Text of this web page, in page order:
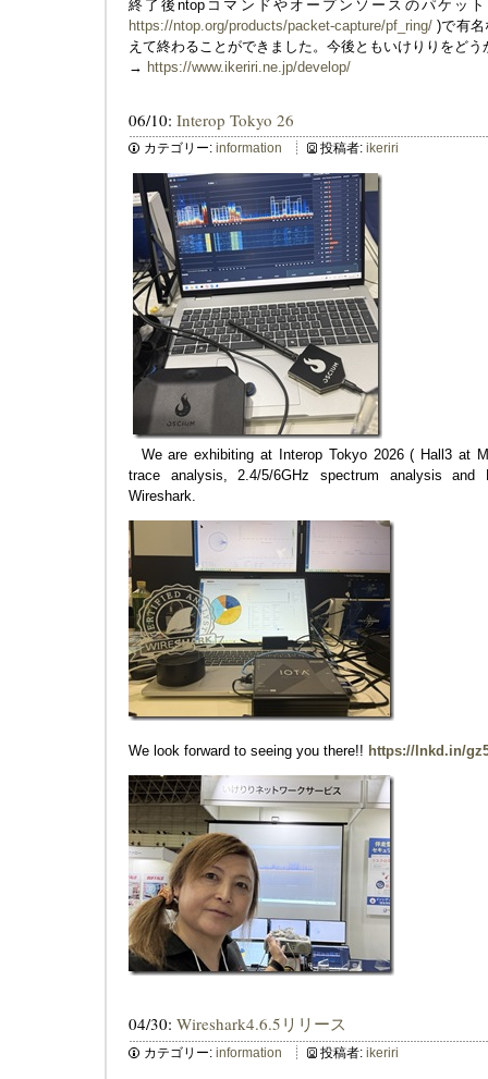
終了後ntopコマンドやオープンソースのパケッ
https://ntop.org/products/packet-capture/pf_ring/ )で有名
えて終わることができました。今後ともいけりりをど
→ https://www.ikeriri.ne.jp/develop/
06/10: Interop Tokyo 26
カテゴリー: information 投稿者: ikeriri
We are exhibiting at Interop Tokyo 2026 ( Hall3 at
trace analysis, 2.4/5/6GHz spectrum analysis
Wireshark.
We look forward to seeing you there!! https://lnkd.in/
04/30: Wireshark4.6.5リリース
カテゴリー: information 投稿者: ikeriri